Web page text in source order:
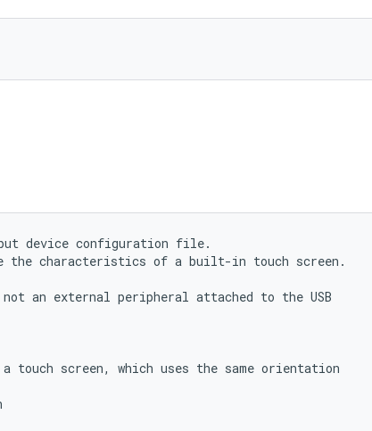
device configuration file.
the characteristics of a built-in touch screen.
an external peripheral attached to the USB
touch screen, which uses the same orientation